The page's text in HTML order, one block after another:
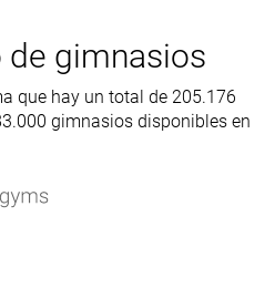
de gimnasios
que hay un total de 205.176
gimnasios disponibles en